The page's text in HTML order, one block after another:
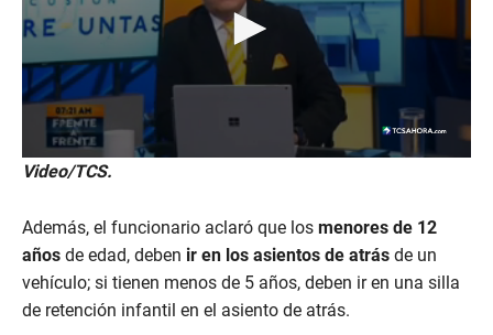
0
s
c
o
n
s
o
f
Video/TCS.
Además, el funcionario aclaró que los menores de 12
años de edad, deben ir en los asientos de atrás de un
vehículo; si tienen menos de 5 años, deben ir en una silla
de retención infantil en el asiento de atrás.